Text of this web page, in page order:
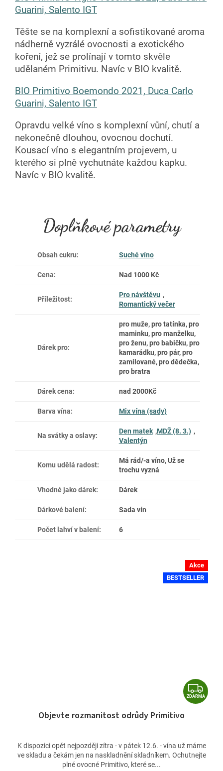
Guarini, Salento IGT
Těšte se na komplexní a sofistikované aroma
nádherně vyzrálé ovocnosti a exotického
koření, jež se prolínají v tomto skvěle
udělaném Primitivu. Navíc v BIO kvalitě.
BIO Primitivo Boemondo 2021, Duca Carlo
Guarini, Salento IGT
Opravdu velké víno s komplexní vůní, chutí a
nekonečně dlouhou, ovocnou dochutí.
Kousací víno s elegantním projevem, u
kterého si plně vychutnáte každou kapku.
Navíc v BIO kvalitě.
Doplňkové parametry
Obsah cukru: Suché víno
Cena: Nad 1000 Kč
Příležitost:
Pro návštěvu ,
Romantický večer
Dárek pro:
pro muže, pro tatínka, pro
maminku, pro manželku,
pro ženu, pro babičku, pro
kamarádku, pro pár, pro
zamilované, pro dědečka,
pro bratra
Dárek cena: nad 2000Kč
Barva vína: Mix vína (sady)
Na svátky a oslavy:
Den matek ,MDŽ (8. 3.) ,
Valentýn
Komu udělá radost:
Má rád/-a víno, Už se
trochu vyzná
Vhodné jako dárek: Dárek
Dárkové balení: Sada vín
Počet lahví v balení: 6
Akce
BESTSELLER
Z
D
M
A
ZDARMA
Objevte rozmanitost odrůdy Primitivo
K dispozici opět nejpozději zítra - v pátek 12.6. - vína už máme
ve skladu a čekám jen na naskladnění skladníkem. Ochutnejte
plné ovocné Primitivo, které se...